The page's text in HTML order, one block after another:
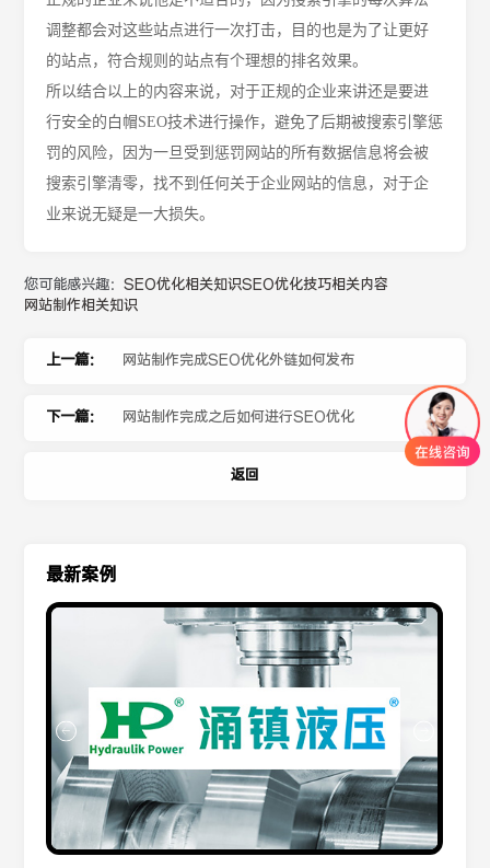
调整都会对这些站点进行一次打击，目的也是为了让更好
的站点，符合规则的站点有个理想的排名效果。
所以结合以上的内容来说，对于正规的企业来讲还是要进
行安全的白帽SEO技术进行操作，避免了后期被搜索引擎惩
罚的风险，因为一旦受到惩罚网站的所有数据信息将会被
搜索引擎清零，找不到任何关于企业网站的信息，对于企
业来说无疑是一大损失。
您可能感兴趣：SEO优化相关知识SEO优化技巧相关内容
网站制作相关知识
上一篇： 网站制作完成SEO优化外链如何发布
下一篇： 网站制作完成之后如何进行SEO优化
返回
最新案例